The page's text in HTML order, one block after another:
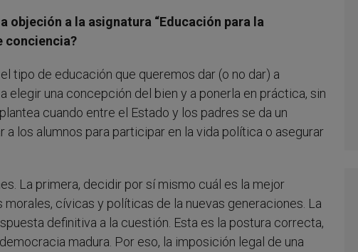
objeción a la asignatura “Educación para la
conciencia?
tipo de educación que queremos dar (o no dar) a
una concepción del bien y a ponerla en práctica, sin
cuando entre el Estado y los padres se da un
los alumnos para participar en la vida política o asegurar
La primera, decidir por sí mismo cuál es la mejor
cívicas y políticas de la nuevas generaciones. La
definitiva a la cuestión. Esta es la postura correcta,
madura. Por eso, la imposición legal de una